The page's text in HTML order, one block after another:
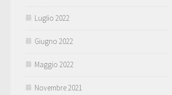
Luglio 2022
Giugno 2022
Maggio 2022
Novembre 2021